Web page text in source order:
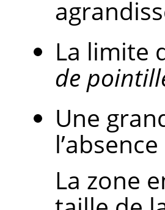
La limite
de
Une
La zone